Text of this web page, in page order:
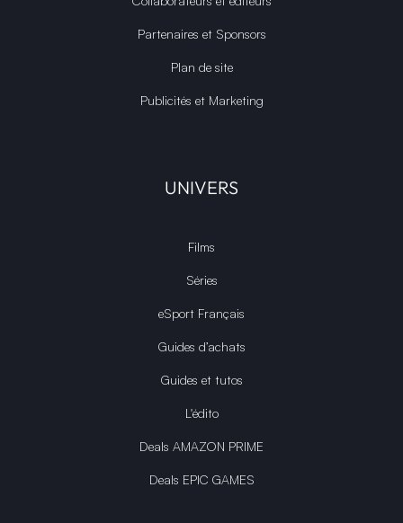
Partenaires et Sponsors
Plan de site
Publicités et Marketing
UNIVERS
Films
Séries
eSport Français
Guides d’achats
Guides et tutos
L'édito
Deals AMAZON PRIME
Deals EPIC GAMES